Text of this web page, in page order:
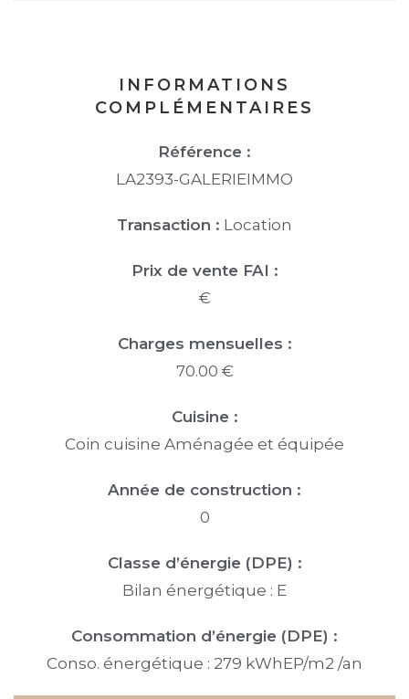
INFORMATIONS
COMPLÉMENTAIRES
Référence :
LA2393-GALERIEIMMO
Transaction : Location
Prix de vente FAI :
€
Charges mensuelles :
70.00 €
Cuisine :
Coin cuisine Aménagée et équipée
Année de construction :
0
Classe d’énergie (DPE) :
Bilan énergétique : E
Consommation d’énergie (DPE) :
Conso. énergétique : 279 kWhEP/m2 /an